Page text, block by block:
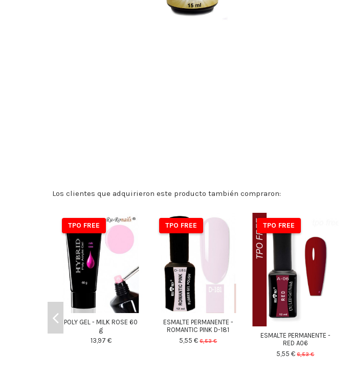
Los clientes que adquirieron este producto también compraron:
TPO FREE
POLY GEL - MILK ROSE 60
g
13,97 €
TPO FREE
ESMALTE PERMANENTE -
ROMANTIC PINK D-181
5,55 €6,53 €
TPO FREE
ESMALTE PERMANENTE -
RED A06
5,55 €6,53 €